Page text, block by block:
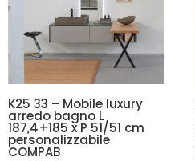
K25 33 – Mobile luxury
arredo bagno L
187,4+185 x P 51/51 cm
personalizzabile
COMPAB